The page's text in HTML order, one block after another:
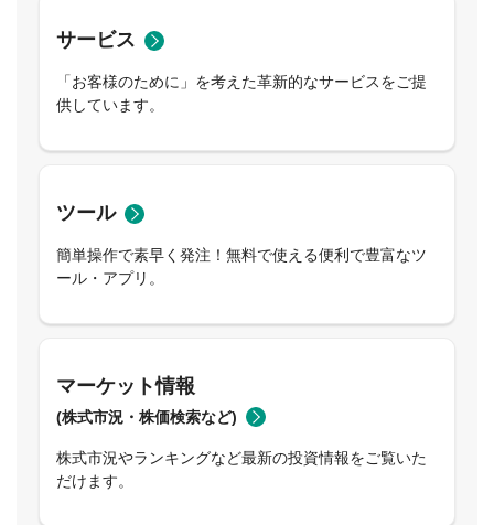
サービス
「お客様のために」を考えた革新的なサービスをご提
供しています。
ツール
簡単操作で素早く発注！無料で使える便利で豊富なツ
ール・アプリ。
マーケット情報
(株式市況・株価検索など)
株式市況やランキングなど最新の投資情報をご覧いた
だけます。